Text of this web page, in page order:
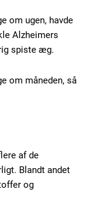
om ugen, havde
Alzheimers
spiste æg.
om måneden, så
af de
Blandt andet
og